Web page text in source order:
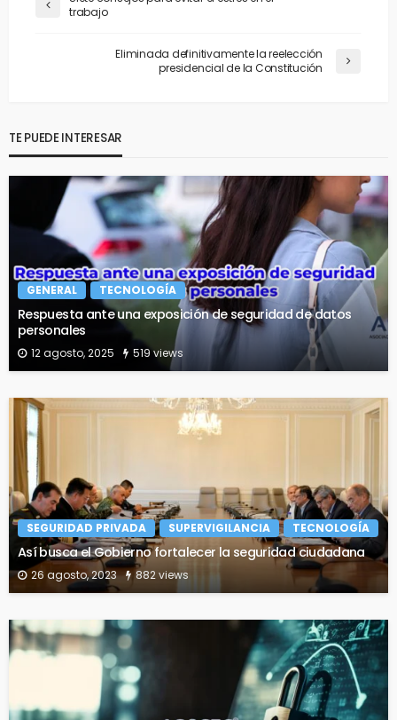
trabajo
Eliminada definitivamente la reelección
presidencial de la Constitución
TE PUEDE INTERESAR
GENERAL TECNOLOGÍA
Respuesta ante una exposición de seguridad de datos
personales
12 agosto, 2025 519 views
SEGURIDAD PRIVADA SUPERVIGILANCIA TECNOLOGÍA
Así busca el Gobierno fortalecer la seguridad ciudadana
26 agosto, 2023 882 views